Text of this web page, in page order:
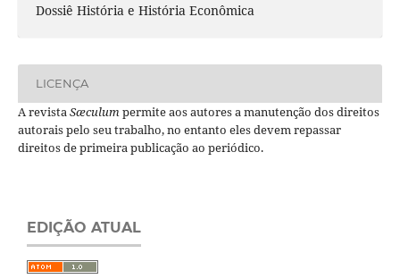
Dossiê História e História Econômica
LICENÇA
A revistaSæculumpermite aos autores a manutenção dos direitos
autorais pelo seu trabalho, no entanto eles devem repassar
direitos de primeira publicação ao periódico.
EDIÇÃO ATUAL